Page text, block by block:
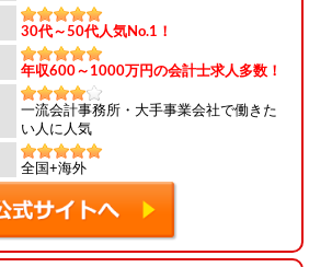
30代～50代人気No.1！
年収600～1000万円の会計士求人多数！
一流会計事務所・大手事業会社で働きた
い人に人気
全国+海外